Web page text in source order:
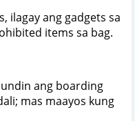
ilagay ang gadgets sa
items sa bag.
ang boarding
mas maayos kung